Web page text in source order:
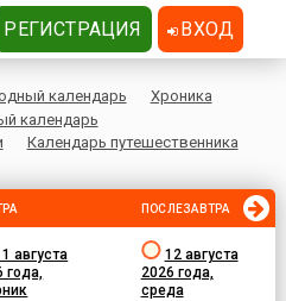
календарь
Хроника
календарь
Календарь путешественника
августа
года,
ПОСЛЕЗАВТРА
12 августа
2026 года,
среда
РЕГИСТРАЦИЯ ВХОД